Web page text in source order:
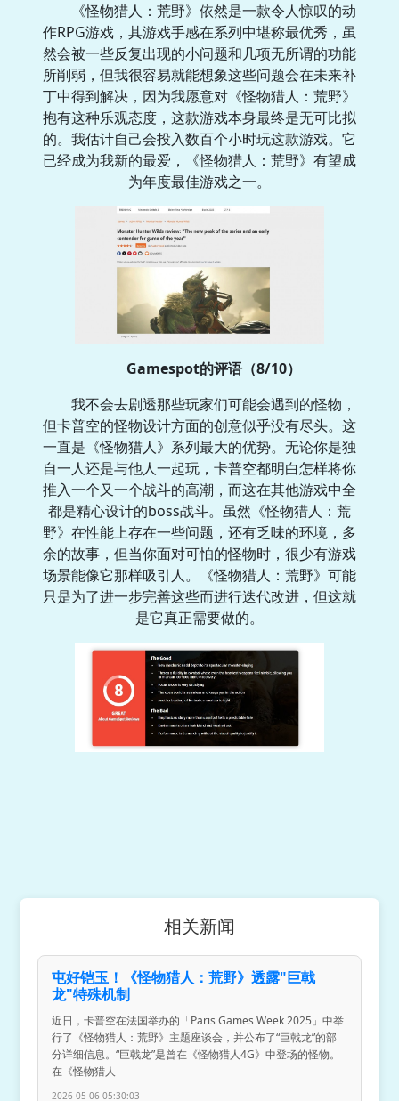
《怪物猎人：荒野》依然是一款令人惊叹的动
作RPG游戏，其游戏手感在系列中堪称最优秀，虽
然会被一些反复出现的小问题和几项无所谓的功能
所削弱，但我很容易就能想象这些问题会在未来补
丁中得到解决，因为我愿意对《怪物猎人：荒野》
抱有这种乐观态度，这款游戏本身最终是无可比拟
的。我估计自己会投入数百个小时玩这款游戏。它
已经成为我新的最爱，《怪物猎人：荒野》有望成
为年度最佳游戏之一。
Gamespot的评语（8/10）
我不会去剧透那些玩家们可能会遇到的怪物，
但卡普空的怪物设计方面的创意似乎没有尽头。这
一直是《怪物猎人》系列最大的优势。无论你是独
自一人还是与他人一起玩，卡普空都明白怎样将你
推入一个又一个战斗的高潮，而这在其他游戏中全
都是精心设计的boss战斗。虽然《怪物猎人：荒
野》在性能上存在一些问题，还有乏味的环境，多
余的故事，但当你面对可怕的怪物时，很少有游戏
场景能像它那样吸引人。《怪物猎人：荒野》可能
只是为了进一步完善这些而进行迭代改进，但这就
是它真正需要做的。
相关新闻
屯好铠玉！《怪物猎人：荒野》透露"巨戟
龙"特殊机制
近日，卡普空在法国举办的「Paris Games Week 2025」中举
行了《怪物猎人：荒野》主题座谈会，并公布了“巨戟龙”的部
分详细信息。“巨戟龙”是曾在《怪物猎人4G》中登场的怪物。
在《怪物猎人
2026-05-06 05:30:03